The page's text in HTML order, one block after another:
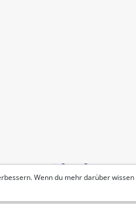
Wenn du mehr darüber